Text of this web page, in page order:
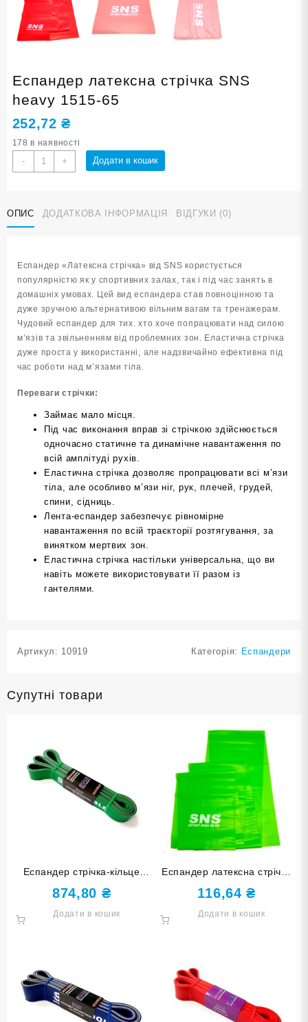
Еспандер латексна стрічка SNS
heavy 1515-65
252,72₴
178 в наявності
-
Еспандер
латексна
heavy
1515-
+ Додати в кошик
ОПИС ДОДАТКОВА ІНФОРМАЦІЯ ВІДГУКИ (0)
Еспандер «Латексна стрічка» від SNS користується
популярністю як у спортивних залах, так і під час занять в
домашніх умовах. Цей вид еспандера став повноцінною та
дуже зручною альтернативою вільним вагам та тренажерам.
Чудовий еспандер для тих. хто хоче попрацювати над силою
м’язів та звільненням від проблемних зон. Еластична стрічка
дуже проста у використанні, але надзвичайно ефективна під
час роботи над м’язами тіла.
Переваги стрічки:
Займає мало місця.
Під час виконання вправ зі стрічкою здійснюється
одночасно статичне та динамічне навантаження по
всій амплітуді рухів.
Еластична стрічка дозволяє пропрацювати всі м’язи
тіла, але особливо м’язи ніг, рук, плечей, грудей,
спини, сідниць.
Лента-еспандер забезпечує рівномірне
навантаження по всій траєкторії розтягування, за
винятком мертвих зон.
Еластична стрічка настільки універсальна, що ви
навіть можете використовувати її разом із
гантелями.
Артикул: 10919 Категорія: Еспандери
Супутні товари
Еспандер стрічка-кільце
подвійний SNS 145-32-
DOUBLE
874,80 ₴
Додати в кошик
Еспандер латексна стрічка
SNS light 1515-35
116,64₴
Додати в кошик